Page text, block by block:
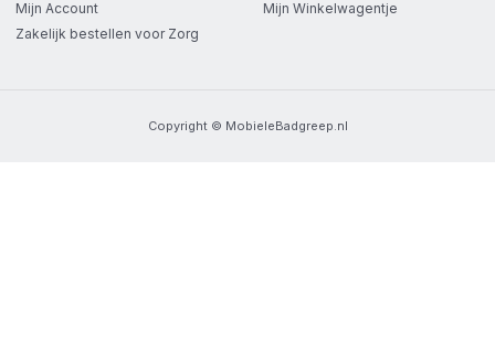
Mijn Account
Zakelijk bestellen voor Zorg
Mijn Winkelwagentje
Copyright © MobieleBadgreep.nl